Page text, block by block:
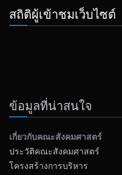
สถิติผู้เข้าชมเว็บไซต์
ข้อมูลที่น่าสนใจ
เกี่ยวกับคณะสังคมศาสตร์
ประวัติคณะสังคมศาสตร์
โครงสร้างการบริหาร